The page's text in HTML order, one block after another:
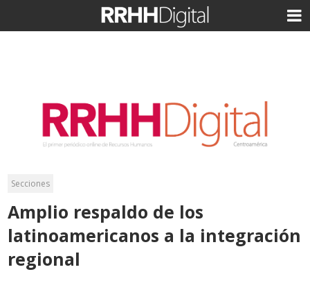
Secciones
Amplio respaldo de los
latinoamericanos a la integración
regional